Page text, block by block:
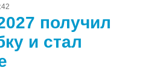
получил
и стал